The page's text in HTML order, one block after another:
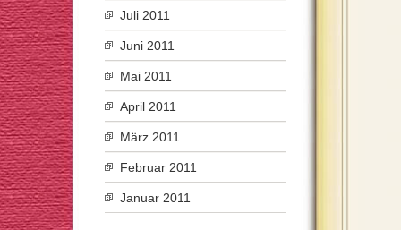
Juli 2011
Juni 2011
Mai 2011
April 2011
März 2011
Februar 2011
Januar 2011